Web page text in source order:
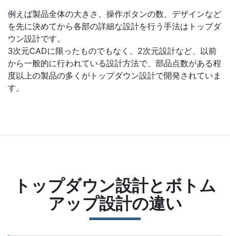
例えば製品全体の大きさ、操作ボタンの数、デザインなど
を先に決めてから各部の詳細な設計を行う手法はトップダ
ウン設計です。
3次元CADに限ったものでもなく、2次元設計など、以前
から一般的に行われている設計方法で、部品点数がある程
度以上の製品の多くがトップダウン設計で開発されていま
す。
トップダウン設計とボトム
アップ設計の違い